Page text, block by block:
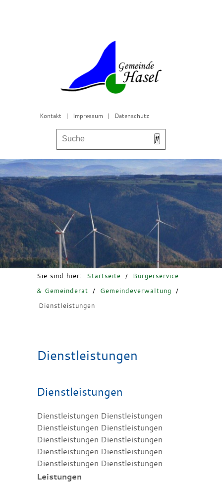
Kontakt | Impressum | Datenschutz
Bürgerservice & Gemeinderat
Leben in Hasel
Freizeit & Tourismus
Sie sind hier: Startseite /
Bürgerservice
& Gemeinderat
/ Gemeindeverwaltung
/
Dienstleistungen
Dienstleistungen
Dienstleistungen
Dienstleistungen Dienstleistungen
Dienstleistungen Dienstleistungen
Dienstleistungen Dienstleistungen
Dienstleistungen Dienstleistungen
Dienstleistungen Dienstleistungen
Leistungen